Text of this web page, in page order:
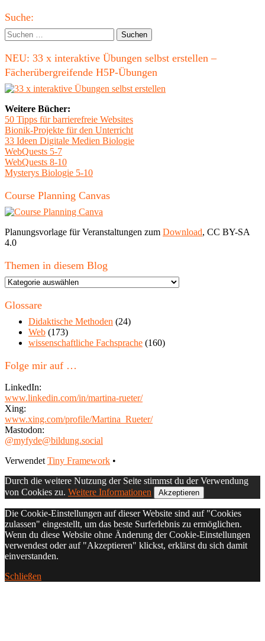
Haupt-
Seitenleiste
Suche:
Suchen
nach:
NEU: 33 x interaktive Übungen selbst erstellen –
Fächerübergreifende H5P-Übungen
Weitere Bücher:
50 Tipps für barrierefreie Websites
Bionik-Projekte für den Unterricht
33 Ideen Digitale Medien Biologie
WebQuests 5-7
WebQuests 8-10
Mysterys Biologie 5-10
Course Planning Canvas
Planungsvorlage für Veranstaltungen zum Download, CC BY-SA
4.0
Themen in diesem Blog
Themen
diesem
Glossare
Didaktische Methoden (24)
Web (173)
wissenschaftliche Fachsprache (160)
Folge mir auf …
LinkedIn:
www.linkedin.com/in/martina-rueter/
Xing:
www.xing.com/profile/Martina_Rueter/
Mastodon:
@myfyde@bildung.social
Footer
Inhalt
Verwendet Tiny Framework •
Durch die weitere Nutzung der Seite stimmst du der Verwendung
von Cookies zu. Weitere Informationen Akzeptieren
Die Cookie-Einstellungen auf dieser Website sind auf "Cookies
zulassen" eingestellt, um das beste Surferlebnis zu ermöglichen.
Wenn du diese Website ohne Änderung der Cookie-Einstellungen
verwendest oder auf "Akzeptieren" klickst, erklärst du sich damit
einverstanden.
Schließen